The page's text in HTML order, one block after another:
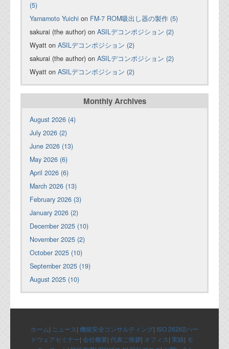
(5)
Yamamoto Yuichi on FM-7 ROM吸出し器の製作 (5)
sakurai (the author) on ASILデコンポジション (2)
Wyatt on ASILデコンポジション (2)
sakurai (the author) on ASILデコンポジション (2)
Wyatt on ASILデコンポジション (2)
Monthly Archives
August 2026 (4)
July 2026 (2)
June 2026 (13)
May 2026 (6)
April 2026 (6)
March 2026 (13)
February 2026 (3)
January 2026 (2)
December 2025 (10)
November 2025 (2)
October 2025 (10)
September 2025 (19)
August 2025 (10)
ホーム| ニュース| 機能安全コンサルティング| ISO 26262ハー
ドウェアセミナー| 会社概要| 代表ご挨拶| オフィス| 実績| モ